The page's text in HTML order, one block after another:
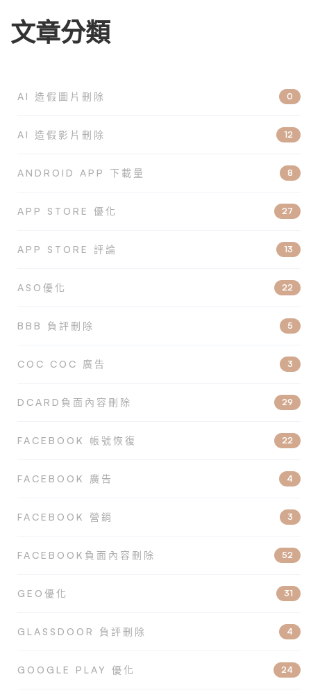
文章分類
AI 造假圖片刪除 0
AI 造假影片刪除 12
ANDROID APP 下載量 8
APP STORE 優化 27
APP STORE 評論 13
ASO優化 22
BBB 負評刪除 5
COC COC 廣告 3
DCARD負面內容刪除 29
FACEBOOK 帳號恢復 22
FACEBOOK 廣告 4
FACEBOOK 營銷 3
FACEBOOK負面內容刪除 52
GEO優化 31
GLASSDOOR 負評刪除 4
GOOGLE PLAY 優化 24